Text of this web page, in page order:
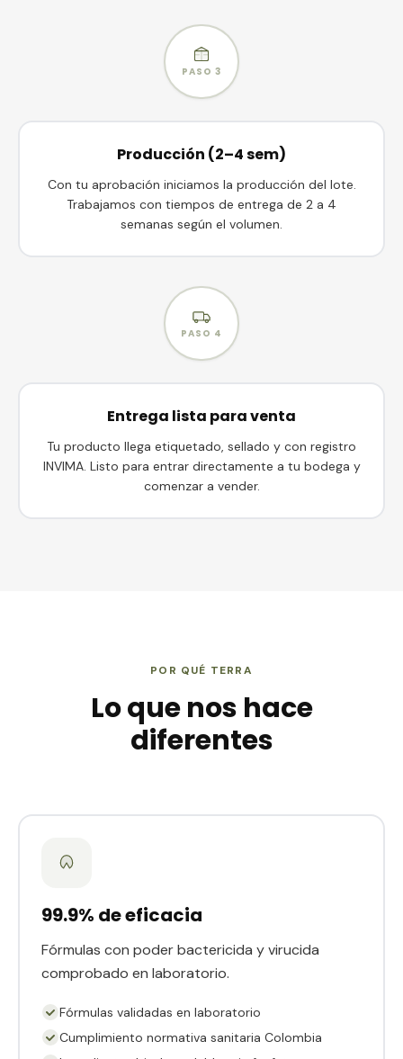
PASO 3
Producción (2–4 sem)
Con tu aprobación iniciamos la producción del lote.
Trabajamos con tiempos de entrega de 2 a 4
semanas según el volumen.
PASO 4
Entrega lista para venta
Tu producto llega etiquetado, sellado y con registro
INVIMA. Listo para entrar directamente a tu bodega y
comenzar a vender.
POR QUÉ TERRA
Lo que nos hace
diferentes
99.9% de eficacia
Fórmulas con poder bactericida y virucida
comprobado en laboratorio.
Fórmulas validadas en laboratorio
Cumplimiento normativa sanitaria Colombia